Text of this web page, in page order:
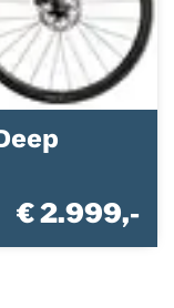
€ 2.999,-